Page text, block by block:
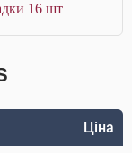
16 шт
Ціна